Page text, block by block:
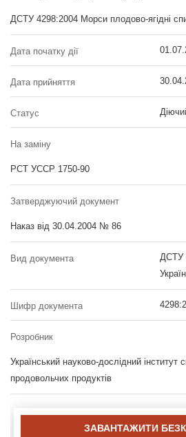
ДСТУ 4298:2004 Морси плодово-ягідні
Дата початку дії
Дата прийняття
Статус
На заміну
РСТ УССР 1750-90
Затверджуючий документ
Наказ від 30.04.2004 № 86
Вид документа
ДСТУ
Шифр документа
Розробник
Український науково-дослідний інститут
продовольчих продуктів
ЗАВАНТАЖИТИ